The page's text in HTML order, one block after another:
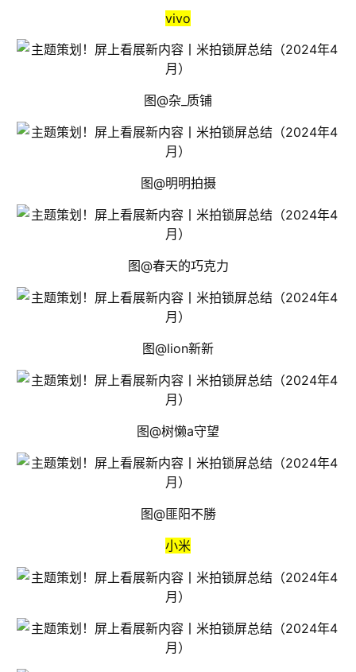
vivo
图@杂_质铺
图@明明拍摄
图@春天的巧克力
图@lion新新
图@树懒a守望
图@匪阳不勝
小米